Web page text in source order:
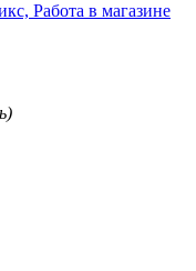
Работа в магазине